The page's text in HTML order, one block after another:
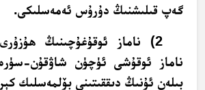
گەپ قىلىشنىڭ دۇرۇس ئەمەسلىكى.
2) ناماز ئوقۇغۇچىنىڭ
ناماز ئوقۇشى ئۈچۈن شاۋقۇن-
بىلەن ئۇنىڭ دىققىتىنى بۆلمەسلىك